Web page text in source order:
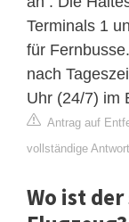
Terminals 1
für
nach
Uhr (24/7) im
Antrag auf
vollständige
Wo ist